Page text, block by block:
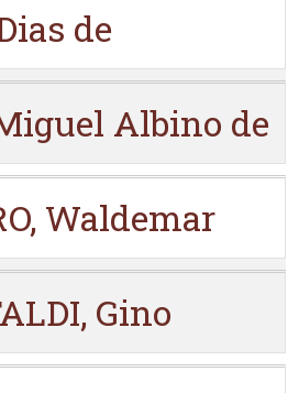
de
Albino de
Waldemar
Gino